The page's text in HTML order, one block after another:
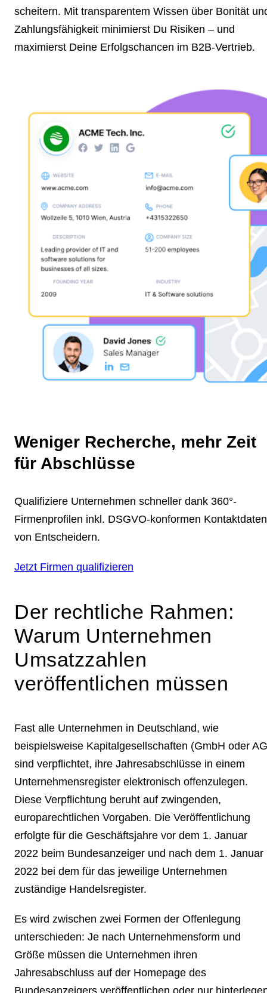
scheitern. Mit transparentem Wissen über Bonität
Zahlungsfähigkeit minimierst Du Risiken – und
maximierst Deine Erfolgschancen im B2B-Vertrieb.
Weniger Recherche, mehr Zeit
für Abschlüsse
Qualifiziere Unternehmen schneller dank 360°-
Firmenprofilen inkl. DSGVO-konformen Kontaktdaten
von Entscheidern.
Jetzt Firmen qualifizieren
Der rechtliche Rahmen:
Warum Unternehmen
Umsatzzahlen
veröffentlichen müssen
Fast alle Unternehmen in Deutschland, wie
beispielsweise Kapitalgesellschaften (GmbH oder
sind verpflichtet, ihre Jahresabschlüsse in einem
Unternehmensregister elektronisch offenzulegen.
Diese Verpflichtung beruht auf zwingenden,
europarechtlichen Vorgaben. Die Veröffentlichung
erfolgte für die Geschäftsjahre vor dem 1. Januar
2022 beim Bundesanzeiger und nach dem 1. Januar
2022 bei dem für das jeweilige Unternehmen
zuständige Handelsregister.
Es wird zwischen zwei Formen der Offenlegung
unterschieden: Je nach Unternehmensform und
Größe müssen die Unternehmen ihren
Jahresabschluss auf der Homepage des
Bundesanzeigers veröffentlichen oder nur